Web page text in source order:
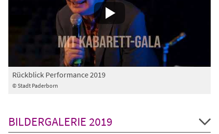
© Stadt Paderborn
Rückblick Performance 2019
BILDERGALERIE 2019